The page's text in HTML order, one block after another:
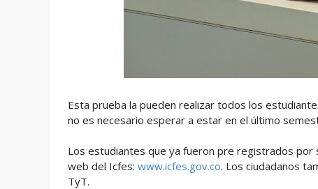
Esta prueba la pueden realizar todos los
no es necesario esperar a estar en el último
Los estudiantes que ya fueron pre registrados por
web del Icfes: www.icfes.gov.co. Los ciudadanos
TyT.